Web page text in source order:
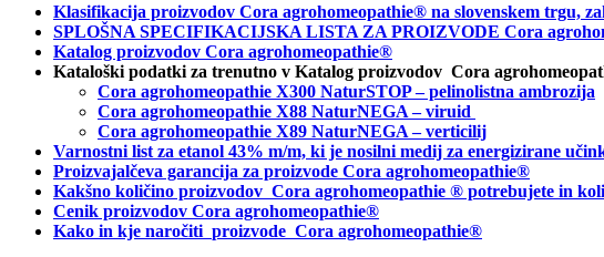
Klasifikacija proizvodov Cora agrohomeopathie® na slovenskem trgu,
SPLOŠNA SPECIFIKACIJSKA LISTA ZA PROIZVODE Cora
Katalog proizvodov Cora agrohomeopathie®
Kataloški podatki za trenutno v Katalog proizvodov Cora
Cora agrohomeopathie X300 NaturSTOP – pelinolistna ambrozija
Cora agrohomeopathie X88 NaturNEGA – viruid
Cora agrohomeopathie X89 NaturNEGA – verticilij
Varnostni list za etanol 43% m/m, ki je nosilni medij za energizirane
Proizvajalčeva garancija za proizvode Cora agrohomeopathie®
Kakšno količino proizvodov Cora agrohomeopathie ® potrebujete in
Cenik proizvodov Cora agrohomeopathie®
Kako in kje naročiti proizvode Cora agrohomeopathie®